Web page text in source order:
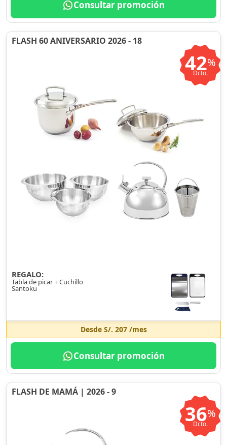
Consultar promoción
FLASH 60 ANIVERSARIO 2026 - 18
42%
Dcto.
REGALO:
Tabla de picar + Cuchillo
Santoku
Desde S/. 207/mes
Consultar promoción
FLASH DE MAMÁ | 2026 - 9
36%
Dcto.